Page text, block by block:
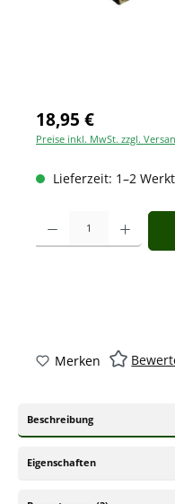
18,95 €
Preise inkl. MwSt. zzgl.
Lieferzeit: 1–2
Produkt Anzahl: Gib den
Merken
Beschreibung
Eigenschaften